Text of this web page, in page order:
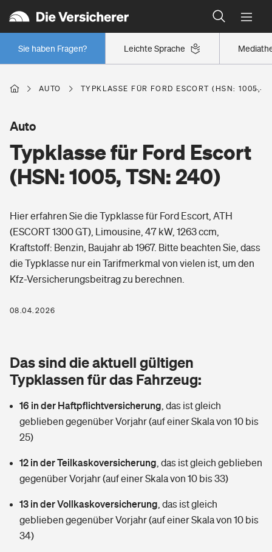
Leichte Sprache
Sie haben Fragen?
Wer versichert was: Jetzt Versicherer finden
Regionalklassen: So ist Ihre Region eingestuft
Wer versichert was: Jetzt Versicherer finden
Berufsunfähigkeitsversicherung
Erwerbsunfähigkeitsversicherung
Grundfähigkeitsversicherung
Arbeitsrechtsschutz
Berufshaftpflichtversicherung
Zur Übersicht
Tools
Wer versichert was: Jetzt Versicherer finden
Sie haben Fragen?
Wohnen
Elementarversicherung
Glasversicherung
Mietkautionsversicherung
Restkreditversicherung
Tools
Freizeit
Pri­vate Haft­pflicht­
Kinderunfall­ver­si­che­rung
Kinderinvalidität
Hundehalter-Haftpflicht
Handyversicherung
Gesundheit
Private Krankenversicherung
Dread-Disease-Versicherung
Tierkrankenversicherung
Zur Übersicht
Tools
Wer versichert was: Jetzt Versicherer finden
AUTO TYPKLASSE FÜR FORD ESCORT (HSN: 1005,
Typklasse für Ford Escort
(HSN: 1005, TSN: 240)
Auto
Hier erfahren Sie die Typklasse für Ford Escort, ATH
(ESCORT 1300 GT), Limousine, 47 kW, 1263 ccm,
Kraftstoff: Benzin, Baujahr ab 1967. Bitte beachten Sie, dass
die Typklasse nur ein Tarifmerkmal von vielen ist, um den
Kfz-Versicherungsbeitrag zu berechnen.
08.04.2026
Das sind die aktuell gültigen
Typklassen für das Fahrzeug:
16 in der Haftpflichtversicherung das ist gleich
geblieben gegenüber Vorjahr (auf einer Skala von 10 bis
25)
12 in der Teilkaskoversicherung das ist gleich geblieben
gegenüber Vorjahr (auf einer Skala von 10 bis 33)
13 in der Vollkaskoversicherung das ist gleich
geblieben gegenüber Vorjahr (auf einer Skala von 10 bis
34)